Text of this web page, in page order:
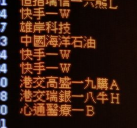
사망
"-- CDC
압수수색
관위 등 9곳
발